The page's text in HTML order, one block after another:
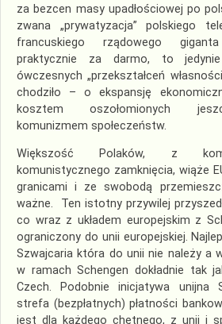
za bezcen masy upadłościowej po
zwana „prywatyzacja” polskiego
francuskiego rządowego
praktycznie za darmo, to
ówczesnych „przekształceń
chodziło – o ekspansję
kosztem oszołomionych
komunizmem społeczeństw.
Większość Polaków, z
komunistycznego zamknięcia, wiąże
granicami i ze swobodą
ważne. Ten istotny przywilej
co wraz z układem europejskim z
ograniczony do unii europejskiej.
Szwajcaria która do unii nie należy a
w ramach Schengen dokładnie tak
Czech. Podobnie inicjatywa unijna
strefa (bezpłatnych) płatności
jest dla każdego chętnego, z unii i